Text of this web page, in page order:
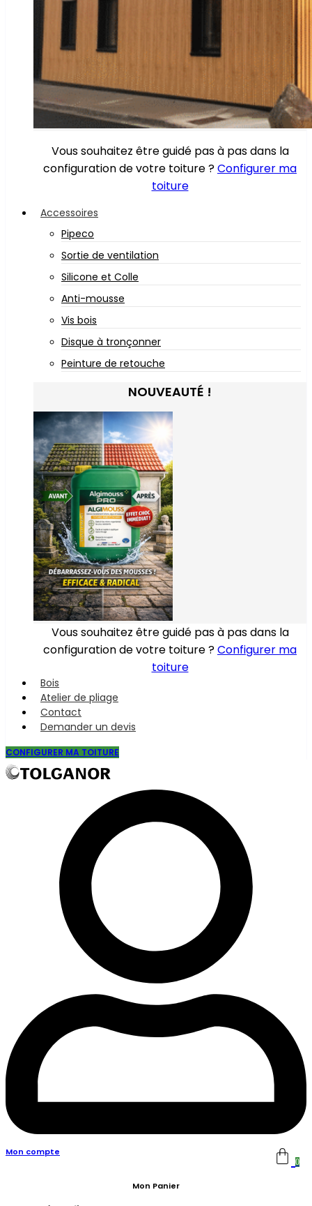
Vous souhaitez être guidé pas à pas dans la
configuration de votre toiture ?Configurer ma
toiture
Accessoires
Pipeco
Sortie de ventilation
Silicone et Colle
Anti-mousse
Vis bois
Disque à tronçonner
Peinture de retouche
NOUVEAUTÉ !
Vous souhaitez être guidé pas à pas dans la
configuration de votre toiture ?Configurer ma
toiture
Bois
Atelier de pliage
Contact
Demander un devis
CONFIGURER MA TOITURE
Mon compte
0
Mon Panier